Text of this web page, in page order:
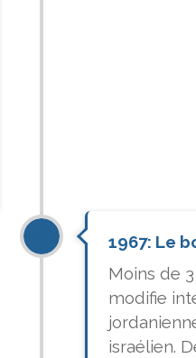
1967: Le
Moins de
modifie
israélien.